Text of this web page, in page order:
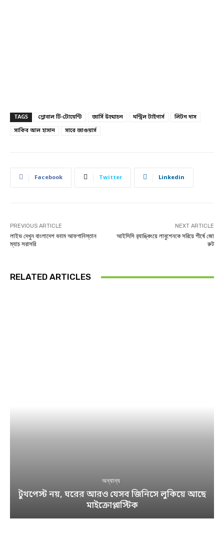
TAGS গ্লোবাল টি-টোয়েন্টি জার্সি উন্মোচন মন্ট্রিল টাইগার্স
লিটন দাস
সাকিব আল হাসান
সারে জাগুয়ার্স
Facebook Twitter Linkedin
PREVIOUS ARTICLE
লাইভ দেখুন বাংলাদেশ বনাম আফগানিস্তান
ম্যাচ সরাসরি
NEXT ARTICLE
আইসিসি র‌্যাঙ্কিংয়ে লাবুশেনকে সরিয়ে শীর্ষে জো
রুট
RELATED ARTICLES
অন্যান্য
টুথপেস্ট নয়, ঘরের আরও যেসব জিনিসে লুকিয়ে আছে
মাইক্রোপ্লাস্টিক